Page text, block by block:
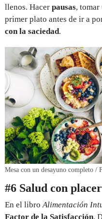
llenos. Hacer pausas, tomar
primer plato antes de ir a
con la saciedad.
Mesa con un desayuno completo /
#6 Salud con placer
En el libro Alimentación
Factor de la Satisfacción.